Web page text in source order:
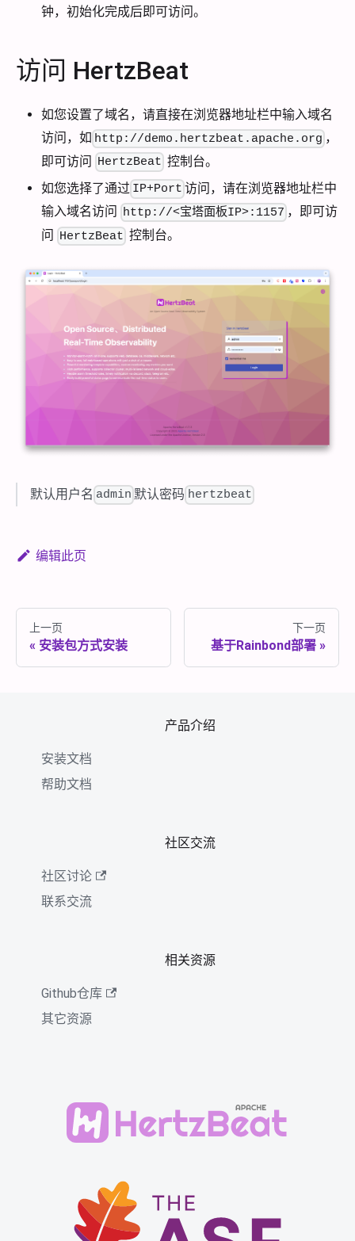
钟，初始化完成后即可访问。
访问 HertzBeat
如您设置了域名，请直接在浏览器地址栏中输入域名
访问，如 http://demo.hertzbeat.apache.org ，
即可访问 HertzBeat 控制台。
如您选择了通过 IP+Port 访问，请在浏览器地址栏中
输入域名访问
http://<宝塔面板IP>:1157 ，即可访
问 HertzBeat 控制台。
默认用户名 admin 默认密码 hertzbeat
编辑此页
上一页
安装包方式安装
下一页
基于Rainbond部署
产品介绍
安装文档
帮助文档
社区交流
社区讨论
联系交流
相关资源
Github仓库
其它资源